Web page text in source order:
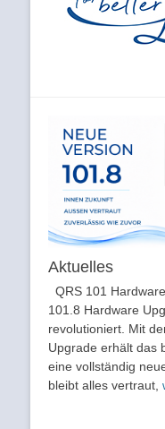
Aktuelles
QRS 101
101.8 Hardware
revolutioniert. Mit
Upgrade erhält das
eine vollständig
bleibt alles vertraut,